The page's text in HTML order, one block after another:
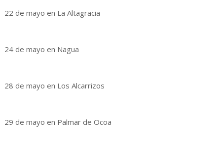
22 de mayo en La Altagracia
24 de mayo en Nagua
28 de mayo en Los Alcarrizos
29 de mayo en Palmar de Ocoa